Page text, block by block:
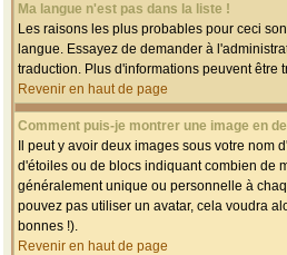
Ma langue n'est pas dans la liste !
Les raisons les plus probables pour ceci
langue. Essayez de demander à
traduction. Plus d'informations peuvent
Revenir en haut de page
Comment puis-je montrer une image en
Il peut y avoir deux images sous votre
d'étoiles ou de blocs indiquant combien de
généralement unique ou personnelle à
pouvez pas utiliser un avatar, cela voudra
bonnes !).
Revenir en haut de page